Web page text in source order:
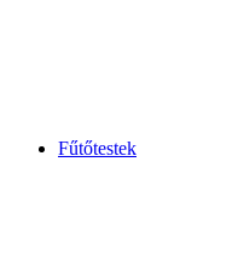
Fűtőtestek